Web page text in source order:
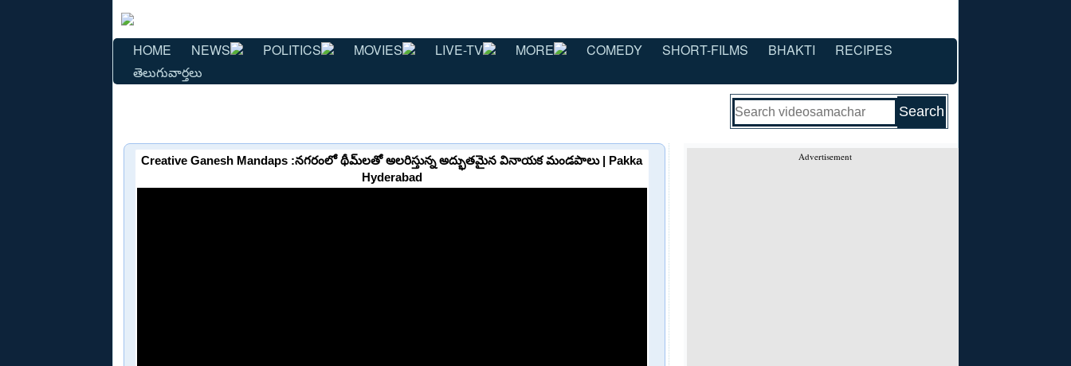
HOME NEWS POLITICS MOVIES LIVE-TV MORE COMEDY SHORT-FILMS BHAKTI
RECIPES
తెలుగువార్తలు
Advertisement
Creative Ganesh Mandaps :నగరంలో థీమ్‌లతో అలరిస్తున్న అద్భుతమైన వినాయక మండపాలు | Pakka
Hyderabad